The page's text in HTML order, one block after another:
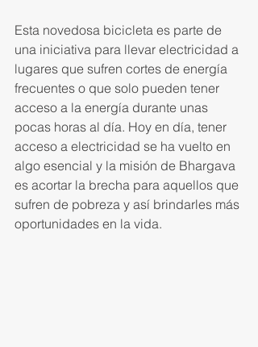
Esta novedosa bicicleta es parte de
una iniciativa para llevar electricidad a
lugares que sufren cortes de energía
frecuentes o que solo pueden tener
acceso a la energía durante unas
pocas horas al día. Hoy en día, tener
acceso a electricidad se ha vuelto en
algo esencial y la misión de Bhargava
es acortar la brecha para aquellos que
sufren de pobreza y así brindarles más
oportunidades en la vida.